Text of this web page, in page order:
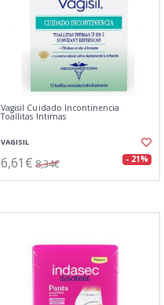
Vagisil Cuidado Incontinencia
Toallitas Intimas
VAGISIL
6,61€ 8,34€ - 21%